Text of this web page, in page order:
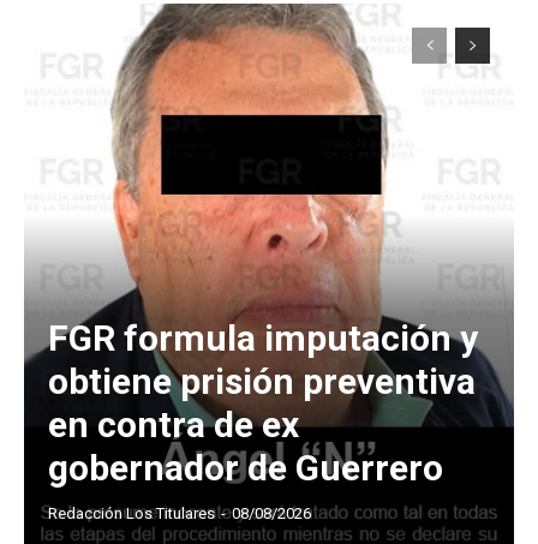
FGR formula imputación y
obtiene prisión preventiva
en contra de ex
gobernador de Guerrero
Redacción Los Titulares - 08/08/2026